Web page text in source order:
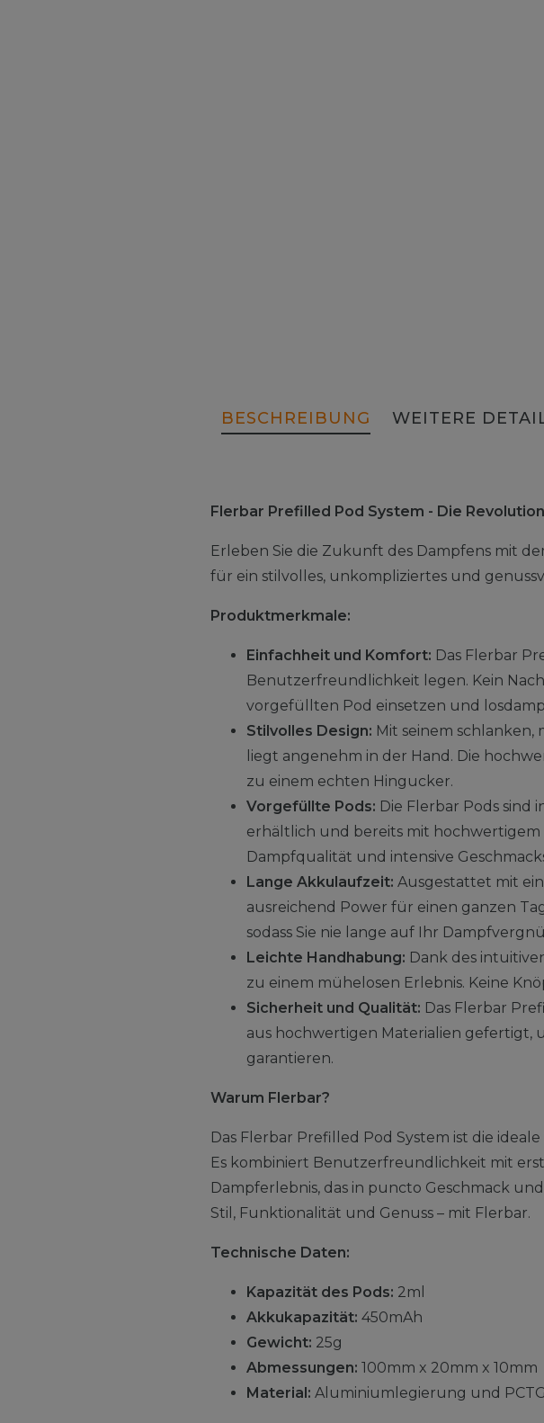
BESCHREIBUNG WEITERE
Flerbar Prefilled Pod System - Die
Erleben Sie die Zukunft des Dampfens mit
für ein stilvolles, unkompliziertes und
Produktmerkmale:
Einfachheit und Komfort: Das Flerbar
Benutzerfreundlichkeit legen. Kein
vorgefüllten Pod einsetzen und
Stilvolles Design: Mit seinem schlanken,
liegt angenehm in der Hand. Die
zu einem echten Hingucker.
Vorgefüllte Pods: Die Flerbar Pods sind
erhältlich und bereits mit
Dampfqualität und intensive
Lange Akkulaufzeit: Ausgestattet mit
ausreichend Power für einen ganzen
sodass Sie nie lange auf Ihr
Leichte Handhabung: Dank des
zu einem mühelosen Erlebnis. Keine
Sicherheit und Qualität: Das Flerbar
aus hochwertigen Materialien gefertigt,
garantieren.
Warum Flerbar?
Das Flerbar Prefilled Pod System ist die
Es kombiniert Benutzerfreundlichkeit mit
Dampferlebnis, das in puncto Geschmack
Stil, Funktionalität und Genuss – mit Flerbar.
Technische Daten:
Kapazität des Pods: 2ml
Akkukapazität: 450mAh
Gewicht: 25g
Abmessungen: 100mm x 20mm x 10mm
Material: Aluminiumlegierung und PCTG